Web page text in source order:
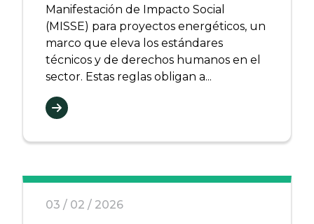
Manifestación de Impacto Social
(MISSE) para proyectos energéticos, un
marco que eleva los estándares
técnicos y de derechos humanos en el
sector. Estas reglas obligan a...
03 / 02 / 2026